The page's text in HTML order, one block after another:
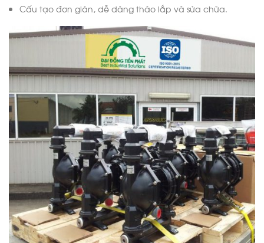
Cấu tạo đơn giản, dễ dàng tháo lắp và sửa chữa.